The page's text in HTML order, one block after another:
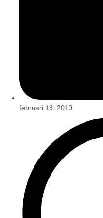
februari 19, 2010